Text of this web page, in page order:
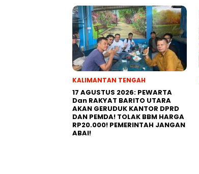
KALIMANTAN TENGAH
17 AGUSTUS 2026: PEWARTA
Dan RAKYAT BARITO UTARA
AKAN GERUDUK KANTOR DPRD
DAN PEMDA! TOLAK BBM HARGA
RP20.000! PEMERINTAH JANGAN
ABAI!